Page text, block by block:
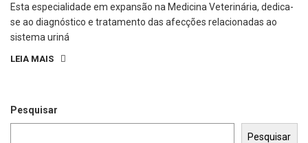
Esta especialidade em expansão na Medicina Veterinária, dedica-
se ao diagnóstico e tratamento das afecções relacionadas ao
sistema uriná
LEIA MAIS
Pesquisar
Pesquisar